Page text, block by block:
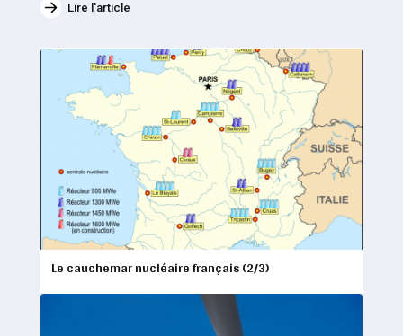
Lire l'article
Le cauchemar nucléaire français (2/3)